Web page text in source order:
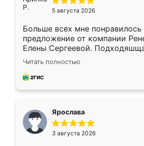
5 августа 2026
Больше всех мне понравилось
предложение от компании
Елены Сергеевой.
короткие сроки изготовления.
для замера сотрудник
предложил по моему эскизу
Читать полностью
Ярослава
3 августа 2026